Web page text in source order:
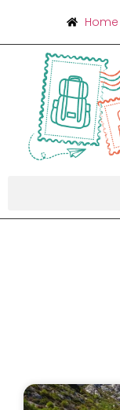
Home